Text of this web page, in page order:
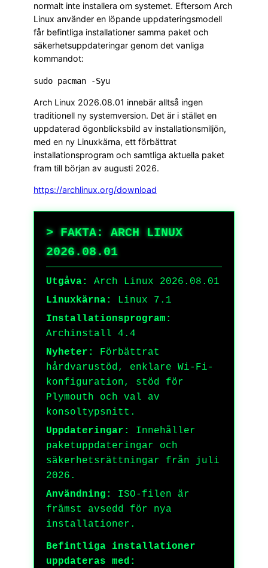
normalt inte installera om systemet. Eftersom Arch
Linux använder en löpande uppdateringsmodell
får befintliga installationer samma paket och
säkerhetsuppdateringar genom det vanliga
kommandot:
Arch Linux 2026.08.01 innebär alltså ingen
traditionell ny systemversion. Det är i stället en
uppdaterad ögonblicksbild av installationsmiljön,
med en ny Linuxkärna, ett förbättrat
installationsprogram och samtliga aktuella paket
fram till början av augusti 2026.
https://archlinux.org/download
> FAKTA: ARCH LINUX
2026.08.01
Utgåva:
Arch Linux 2026.08.01
Linuxkärna:
Linux 7.1
Installationsprogram:
Archinstall 4.4
Nyheter:
Förbättrat
hårdvarustöd, enklare Wi-Fi-
konfiguration, stöd för
Plymouth och val av
konsoltypsnitt.
Uppdateringar:
Innehåller
paketuppdateringar och
säkerhetsrättningar från juli
2026.
Användning:
ISO-filen är
främst avsedd för nya
installationer.
Befintliga installationer
uppdateras med: